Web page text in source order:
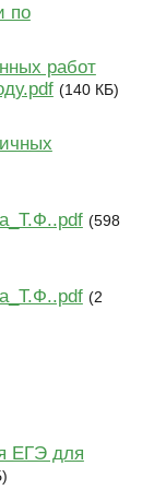
по
работ
(140 КБ)
(598
(2
ЕГЭ для